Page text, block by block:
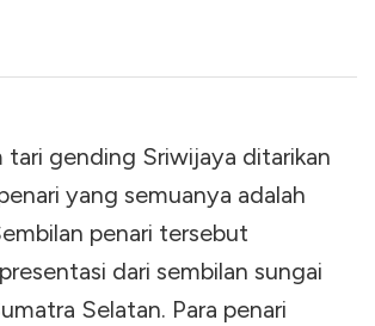
tari gending Sriwijaya ditarikan
yang semuanya adalah
penari tersebut
dari sembilan sungai
Selatan. Para penari